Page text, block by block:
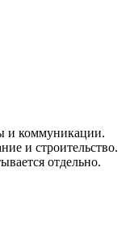
и коммуникации.
и строительство.
отдельно.